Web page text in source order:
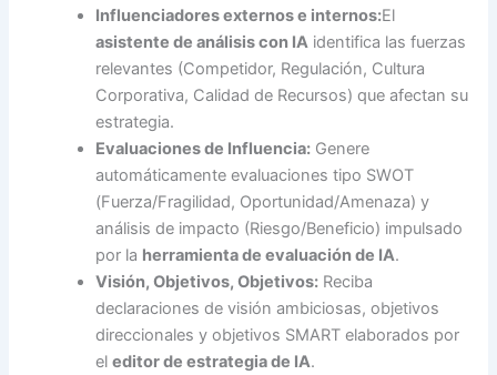
Influenciadores externos e internos:El
asistente de análisis con IA identifica las fuerzas
relevantes (Competidor, Regulación, Cultura
Corporativa, Calidad de Recursos) que afectan su
estrategia.
Evaluaciones de Influencia: Genere
automáticamente evaluaciones tipo SWOT
(Fuerza/Fragilidad, Oportunidad/Amenaza) y
análisis de impacto (Riesgo/Beneficio) impulsado
por la herramienta de evaluación de IA.
Visión, Objetivos, Objetivos: Reciba
declaraciones de visión ambiciosas, objetivos
direccionales y objetivos SMART elaborados por
eleditor de estrategia de IA.